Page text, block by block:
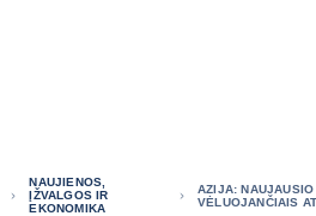
NAUJIENOS,
ĮŽVALGOS IR
EKONOMIKA
AZIJA: NAUJAUSIO
VĖLUOJANČIAIS